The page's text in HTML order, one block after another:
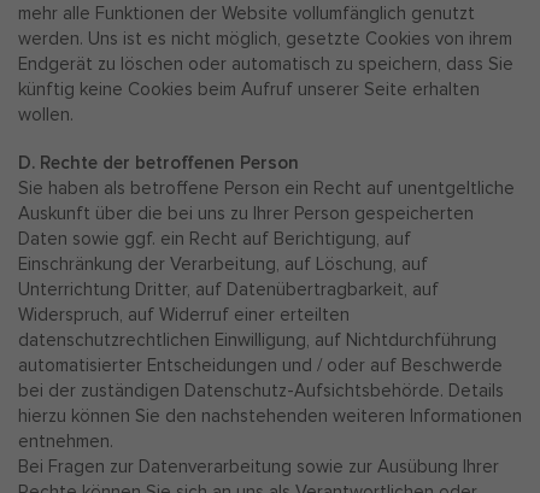
mehr alle Funktionen der Website vollumfänglich genutzt
werden. Uns ist es nicht möglich, gesetzte Cookies von ihrem
Endgerät zu löschen oder automatisch zu speichern, dass Sie
künftig keine Cookies beim Aufruf unserer Seite erhalten
wollen.
D. Rechte der betroffenen Person
Sie haben als betroffene Person ein Recht auf unentgeltliche
Auskunft über die bei uns zu Ihrer Person gespeicherten
Daten sowie ggf. ein Recht auf Berichtigung, auf
Einschränkung der Verarbeitung, auf Löschung, auf
Unterrichtung Dritter, auf Datenübertragbarkeit, auf
Widerspruch, auf Widerruf einer erteilten
datenschutzrechtlichen Einwilligung, auf Nichtdurchführung
automatisierter Entscheidungen und / oder auf Beschwerde
bei der zuständigen Datenschutz-Aufsichtsbehörde. Details
hierzu können Sie den nachstehenden weiteren Informationen
entnehmen.
Bei Fragen zur Datenverarbeitung sowie zur Ausübung Ihrer